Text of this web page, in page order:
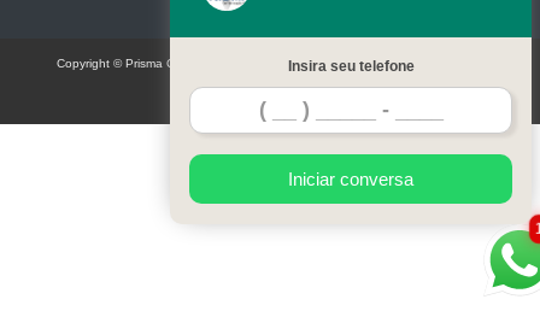
Insira seu telefone
Iniciar conversa
Copyright © Prisma Comunicação visual e eventos (Lei 9610 de 19/02/1998)
W3C